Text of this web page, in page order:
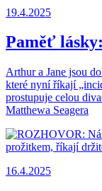
19.4.2025
Paměť
Arthur a Jane jsou
které nyní říkají
prostupuje celou
Matthewa Seagera
16.4.2025